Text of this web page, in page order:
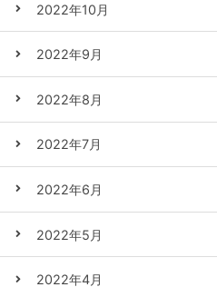
2022年10月
2022年9月
2022年8月
2022年7月
2022年6月
2022年5月
2022年4月